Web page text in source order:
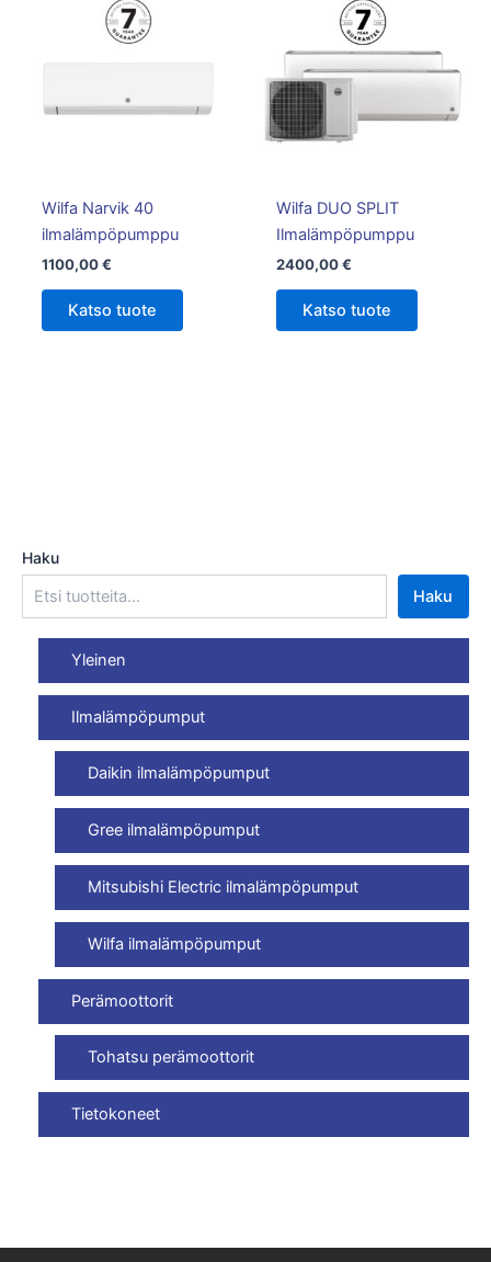
Haku
Haku
Yleinen
Ilmalämpöpumput
Daikin ilmalämpöpumput
Gree ilmalämpöpumput
Mitsubishi Electric ilmalämpöpumput
Wilfa ilmalämpöpumput
Perämoottorit
Tohatsu perämoottorit
Tietokoneet
Wilfa Narvik 40
ilmalämpöpumppu
1100,00€
Katso tuote
Wilfa DUO SPLIT
Ilmalämpöpumppu
2400,00€
Katso tuote